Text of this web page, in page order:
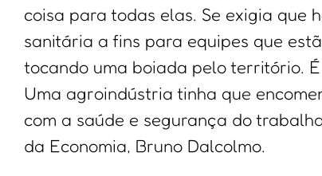
coisa para todas elas. Se exigia que
sanitária a fins para equipes que
tocando uma boiada pelo território.
Uma agroindústria tinha que
com a saúde e segurança do
da Economia, Bruno Dalcolmo.